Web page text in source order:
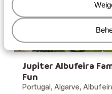
Jupiter Albufeira
Fun
Portugal, Algarve,